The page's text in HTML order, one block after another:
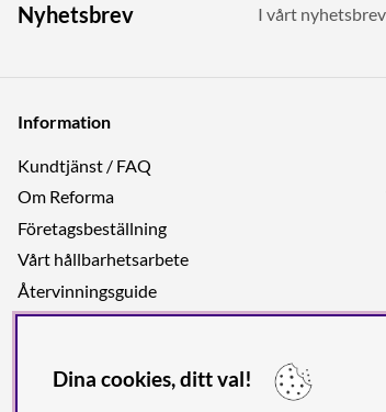
Nyhetsbrev I vårt
Information
Kundtjänst / FAQ
Om Reforma
Företagsbeställning
Vårt hållbarhetsarbete
Återvinningsguide
Integritetspolicy
Dina cookies, ditt val!